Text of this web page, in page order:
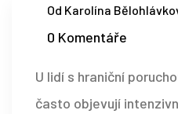
Od Karolína
0 Komentáře
U lidí s hraniční
často objevují